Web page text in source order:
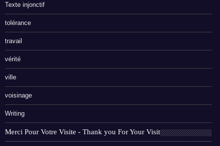
Texte injonctif
tolérance
travail
vérité
ville
voisinage
Writing
Merci Pour Votre Visite - Thank you For Your Visit